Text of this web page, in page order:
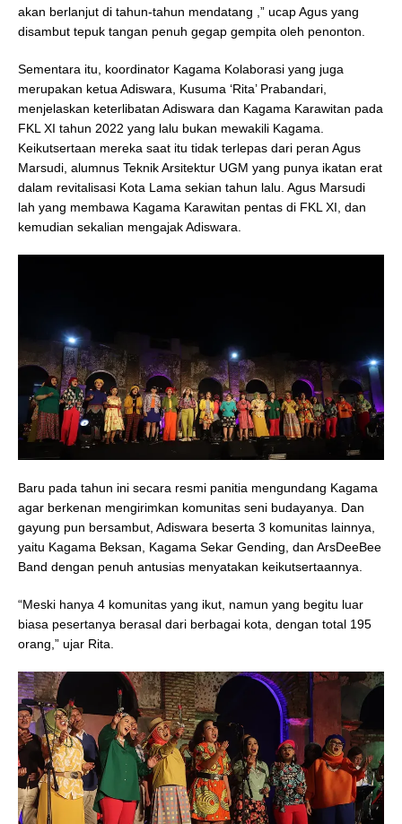
akan berlanjut di tahun-tahun mendatang ,” ucap Agus yang
disambut tepuk tangan penuh gegap gempita oleh penonton.
Sementara itu, koordinator Kagama Kolaborasi yang juga
merupakan ketua Adiswara, Kusuma ‘Rita’ Prabandari,
menjelaskan keterlibatan Adiswara dan Kagama Karawitan pada
FKL XI tahun 2022 yang lalu bukan mewakili Kagama.
Keikutsertaan mereka saat itu tidak terlepas dari peran Agus
Marsudi, alumnus Teknik Arsitektur UGM yang punya ikatan erat
dalam revitalisasi Kota Lama sekian tahun lalu. Agus Marsudi
lah yang membawa Kagama Karawitan pentas di FKL XI, dan
kemudian sekalian mengajak Adiswara.
Baru pada tahun ini secara resmi panitia mengundang Kagama
agar berkenan mengirimkan komunitas seni budayanya. Dan
gayung pun bersambut, Adiswara beserta 3 komunitas lainnya,
yaitu Kagama Beksan, Kagama Sekar Gending, dan ArsDeeBee
Band dengan penuh antusias menyatakan keikutsertaannya.
“Meski hanya 4 komunitas yang ikut, namun yang begitu luar
biasa pesertanya berasal dari berbagai kota, dengan total 195
orang,” ujar Rita.